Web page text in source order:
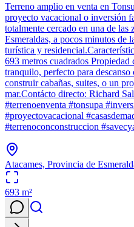
Terreno amplio en venta en
proyecto vacacional o inversión
totalmente cercado en una de las
Esmeraldas, a pocos minutos de
turística y
693 metros cuadrados Propiedad
tranquilo, perfecto para
construir cabañas, suites, o un
mar.Contácto directo: Richard
#terrenoenventa #tonsupa
#proyectovacacional
#terrenoconconstruccion
Atacames, Provincia de
693 m²